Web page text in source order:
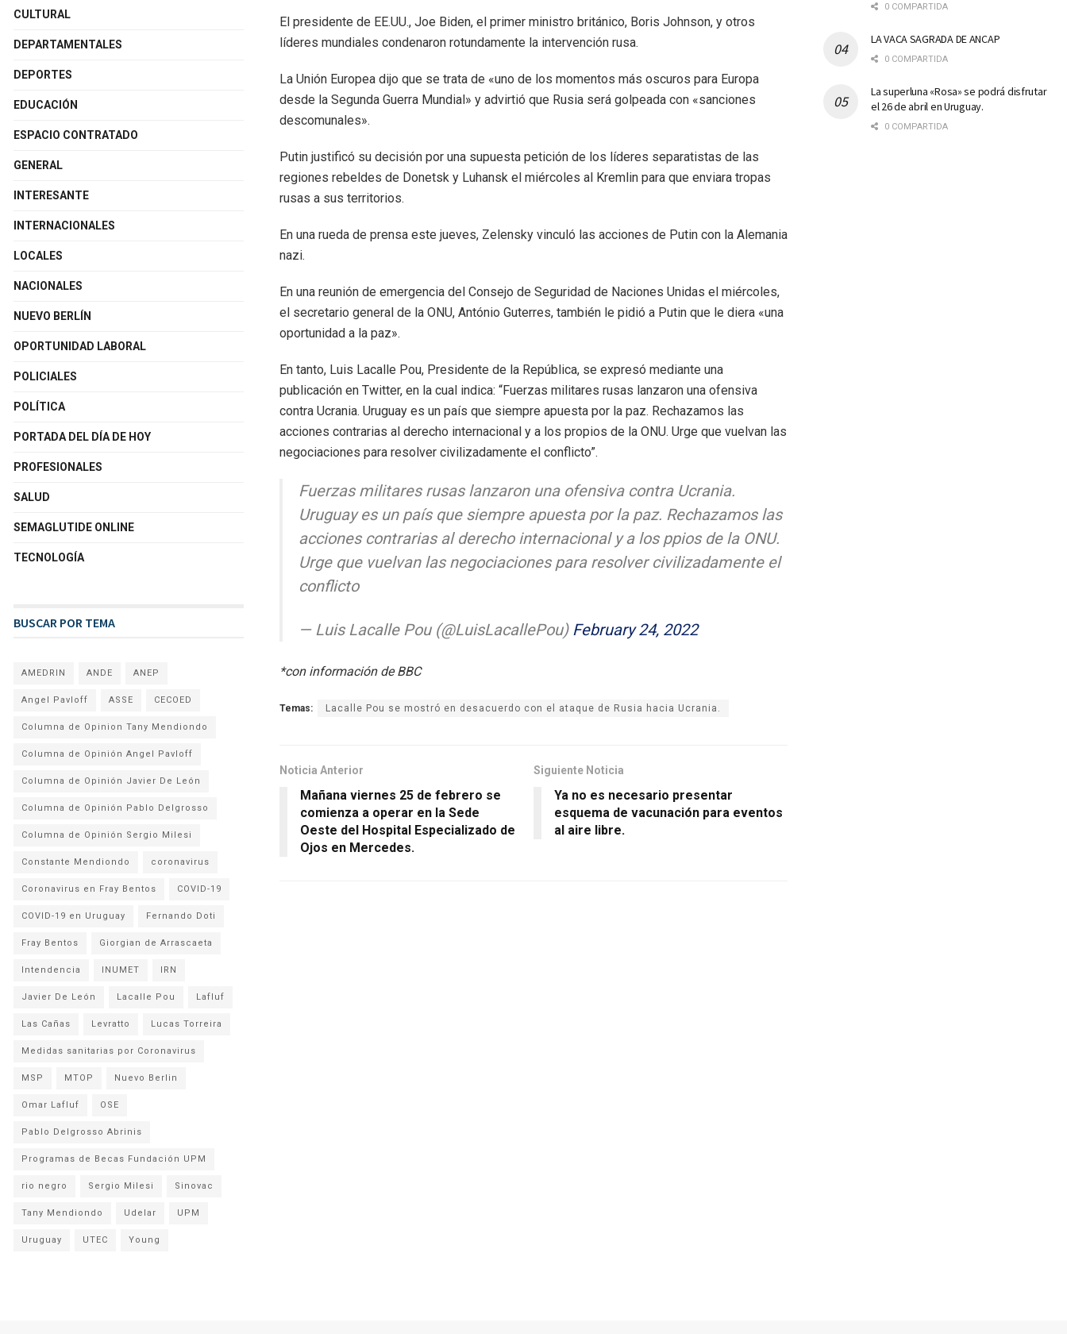
El presidente de EE.UU., Joe Biden, el primer ministro británico, Boris Johnson, y otros
líderes mundiales condenaron rotundamente la intervención rusa.
La Unión Europea dijo que se trata de «uno de los momentos más oscuros para Europa
desde la Segunda Guerra Mundial» y advirtió que Rusia será golpeada con «sanciones
descomunales».
Putin justificó su decisión por una supuesta petición de los líderes separatistas de las
regiones rebeldes de Donetsk y Luhansk el miércoles al Kremlin para que enviara tropas
rusas a sus territorios.
En una rueda de prensa este jueves, Zelensky vinculó las acciones de Putin con la Alemania
nazi.
En una reunión de emergencia del Consejo de Seguridad de Naciones Unidas el miércoles,
el secretario general de la ONU, António Guterres, también le pidió a Putin que le diera «una
oportunidad a la paz».
En tanto, Luis Lacalle Pou, Presidente de la República, se expresó mediante una
publicación en Twitter, en la cual indica: “Fuerzas militares rusas lanzaron una ofensiva
contra Ucrania. Uruguay es un país que siempre apuesta por la paz. Rechazamos las
acciones contrarias al derecho internacional y a los propios de la ONU. Urge que vuelvan las
negociaciones para resolver civilizadamente el conflicto”.
Fuerzas militares rusas lanzaron una ofensiva contra Ucrania.
Uruguay es un país que siempre apuesta por la paz. Rechazamos las
acciones contrarias al derecho internacional y a los ppios de la ONU.
Urge que vuelvan las negociaciones para resolver civilizadamente el
conflicto
— Luis Lacalle Pou (@LuisLacallePou) February 24, 2022
*con información de BBC
Temas: Lacalle Pou se mostró en desacuerdo con el ataque de Rusia hacia Ucrania.
Noticia Anterior
Mañana viernes 25 de febrero se
comienza a operar en la Sede
Oeste del Hospital Especializado de
Ojos en Mercedes.
Siguiente Noticia
Ya no es necesario presentar
esquema de vacunación para eventos
al aire libre.
CULTURAL
DEPARTAMENTALES
DEPORTES
EDUCACIÓN
ESPACIO CONTRATADO
GENERAL
INTERESANTE
INTERNACIONALES
LOCALES
NACIONALES
NUEVO BERLÍN
OPORTUNIDAD LABORAL
POLICIALES
POLÍTICA
PORTADA DEL DÍA DE HOY
PROFESIONALES
SALUD
SEMAGLUTIDE ONLINE
TECNOLOGÍA
BUSCAR POR TEMA
AMEDRIN ANDE ANEP
Angel Pavloff ASSE CECOED
Columna de Opinion Tany Mendiondo
Columna de Opinión Angel Pavloff
Columna de Opinión Javier De León
Columna de Opinión Pablo Delgrosso
Columna de Opinión Sergio Milesi
Constante Mendiondo coronavirus
Coronavirus en Fray Bentos COVID-19
COVID-19 en Uruguay Fernando Doti
Fray Bentos Giorgian de Arrascaeta
Intendencia INUMET IRN
Javier De León Lacalle Pou Lafluf
Las Cañas Levratto Lucas Torreira
Medidas sanitarias por Coronavirus
MSP MTOP Nuevo Berlin
Omar Lafluf OSE
Pablo Delgrosso Abrinis
Programas de Becas Fundación UPM
rio negro Sergio Milesi Sinovac
Tany Mendiondo Udelar UPM
Uruguay UTEC Young
0 COMPARTIDA
LA VACA SAGRADA DE ANCAP
0 COMPARTIDA
La superluna «Rosa» se podrá disfrutar
el 26 de abril en Uruguay.
0 COMPARTIDA